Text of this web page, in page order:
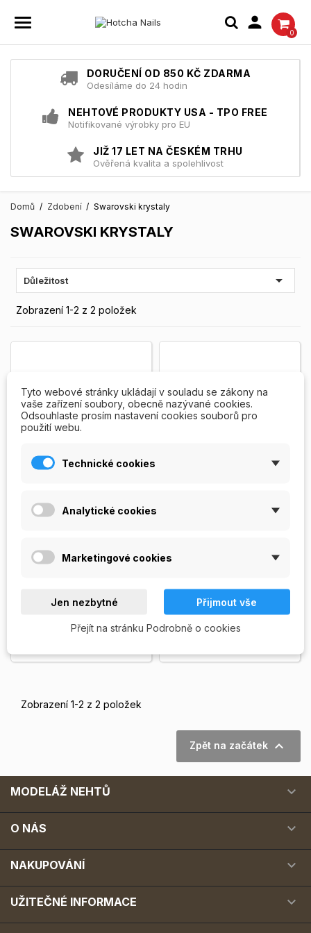

0
DORUČENÍ OD 850 KČ ZDARMA
Odesíláme do 24 hodin
NEHTOVÉ PRODUKTY USA - TPO FREE
Notifikované výrobky pro EU
JIŽ 17 LET NA ČESKÉM TRHU
Ověřená kvalita a spolehlivost
Domů Zdobení Swarovski krystaly
SWAROVSKI KRYSTALY
Důležitost 
Zobrazení 1-2 z 2 položek
stříbrné 100 ks
SS5.Zobrazit více

PŘIDAT DO

PŘIDAT DO
KOŠÍKU
Zobrazení 1-2 z 2 položek
Zpět na začátek 
MODELÁŽ NEHTŮ 
O NÁS 
NAKUPOVÁNÍ 
UŽITEČNÉ INFORMACE 
Tyto webové stránky ukládají v souladu se zákony na
vaše zařízení soubory, obecně nazývané cookies.
Odsouhlaste prosím nastavení cookies souborů pro
použití webu.
Technické cookies
Analytické cookies
Marketingové cookies
Jen nezbytné Přijmout vše
Přejít na stránku Podrobně o cookies